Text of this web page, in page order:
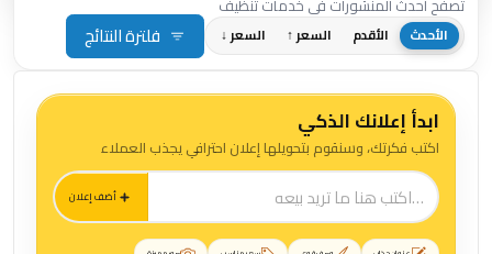
الأحدث الأقدم السعر ↑ السعر ↓ فلترة النتائج
ابدأ إعلانك الذكي
اكتب فكرتك، وسنقوم بتحويلها إعلان احترافي يجذب العملاء
أضف إعلان